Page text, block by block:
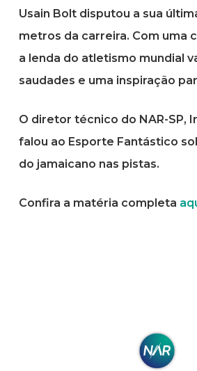
Usain Bolt disputou a sua
metros da carreira. Com uma
a lenda do atletismo mundial
saudades e uma inspiração
O diretor técnico do NAR-SP,
falou ao Esporte Fantástico
do jamaicano nas pistas.
Confira a matéria completa